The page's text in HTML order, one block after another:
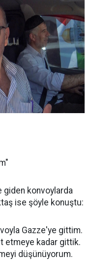
giden konvoylarda
ise şöyle konuştu:
Gazze'ye gittim.
etmeye kadar gittik.
düşünüyorum.